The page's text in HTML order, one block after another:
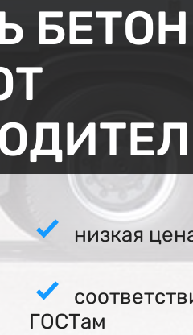
БЕТОН
низкая
ГОСТам